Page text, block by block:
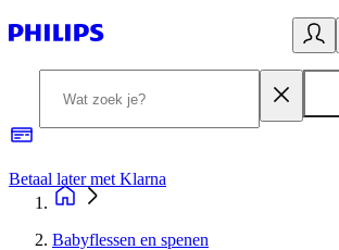
Betaal later met Klarna
Babyflessen en spenen